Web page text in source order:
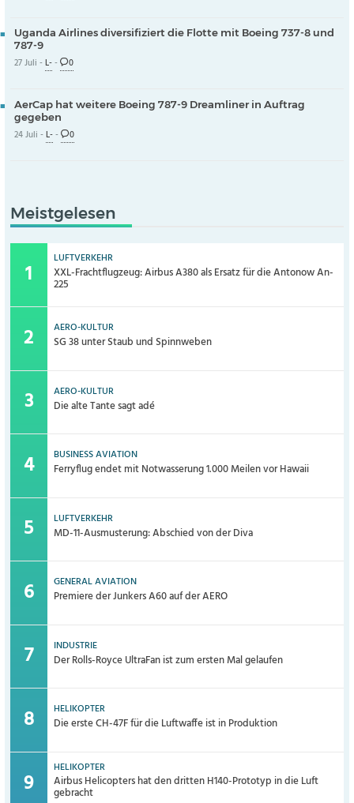
Uganda Airlines diversifiziert die Flotte mit Boeing 737-8 und
787-9
27 Juli -L-- 0
AerCap hat weitere Boeing 787-9 Dreamliner in Auftrag
gegeben
24 Juli -L-- 0
Meistgelesen
LUFTVERKEHR
XXL-Frachtflugzeug: Airbus A380 als Ersatz für die Antonow An-
225
AERO-KULTUR
SG 38 unter Staub und Spinnweben
AERO-KULTUR
Die alte Tante sagt adé
BUSINESS AVIATION
Ferryflug endet mit Notwasserung 1.000 Meilen vor Hawaii
LUFTVERKEHR
MD-11-Ausmusterung: Abschied von der Diva
GENERAL AVIATION
Premiere der Junkers A60 auf der AERO
INDUSTRIE
Der Rolls-Royce UltraFan ist zum ersten Mal gelaufen
HELIKOPTER
Die erste CH-47F für die Luftwaffe ist in Produktion
HELIKOPTER
Airbus Helicopters hat den dritten H140-Prototyp in die Luft
gebracht